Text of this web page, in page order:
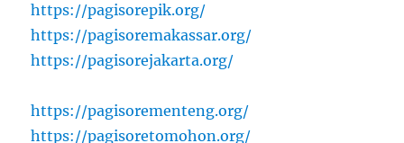
https://pagisorepik.org/
https://pagisoremakassar.org/
https://pagisorejakarta.org/
https://pagisorementeng.org/
https://pagisoretomohon.org/